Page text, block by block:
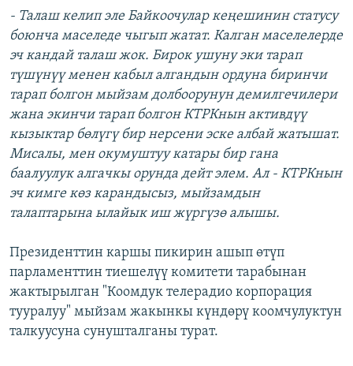
- Талаш келип эле Байкоочулар кеңешинин статусу
боюнча маселеде чыгып жатат. Калган маселелерде
эч кандай талаш жок. Бирок ушуну эки тарап
түшүнүү менен кабыл алгандын ордуна биринчи
тарап болгон мыйзам долбоорунун демилгечилери
жана экинчи тарап болгон КТРКнын активдүү
кызыктар бөлүгү бир нерсени эске албай жатышат.
Мисалы, мен окумуштуу катары бир гана
баалуулук алгачкы орунда дейт элем. Ал - КТРКнын
эч кимге көз карандысыз, мыйзамдын
талаптарына ылайык иш жүргүзө алышы.
Президенттин каршы пикирин ашып өтүп
парламенттин тиешелүү комитети тарабынан
жактырылган "Коомдук телерадио корпорация
тууралуу" мыйзам жакынкы күндөрү коомчулуктун
талкуусуна сунушталганы турат.